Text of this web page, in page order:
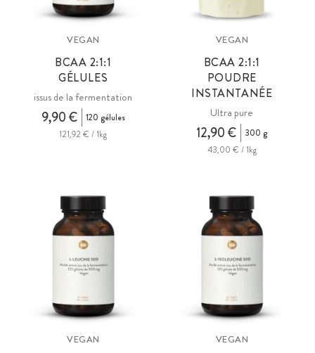
VEGAN
BCAA 2:1:1
GÉLULES
issus de la fermentation
9,90 €
120 gélules
121,92 € / 1kg
VEGAN
BCAA 2:1:1
POUDRE
INSTANTANÉE
Ultra pure
12,90 €
300 g
43,00 € / 1kg
VEGAN VEGAN